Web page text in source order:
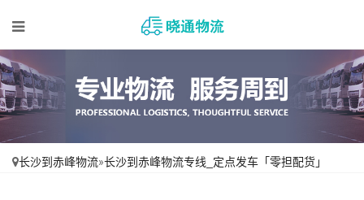
长沙到赤峰物流»长沙到赤峰物流专线_定点发车「零担配货」